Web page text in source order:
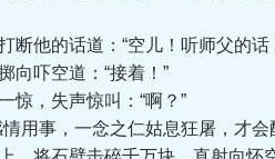
他的话道：“空儿！听师父的话
吓空道：“接着！”
，失声惊叫：“啊？”
事，一念之仁姑息狂屠，才会